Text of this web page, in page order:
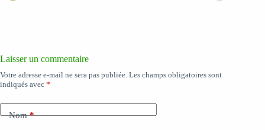
Laisser un commentaire
Votre adresse e-mail ne sera pas publiée. Les champs obligatoires sont
indiqués avec *
Nom*